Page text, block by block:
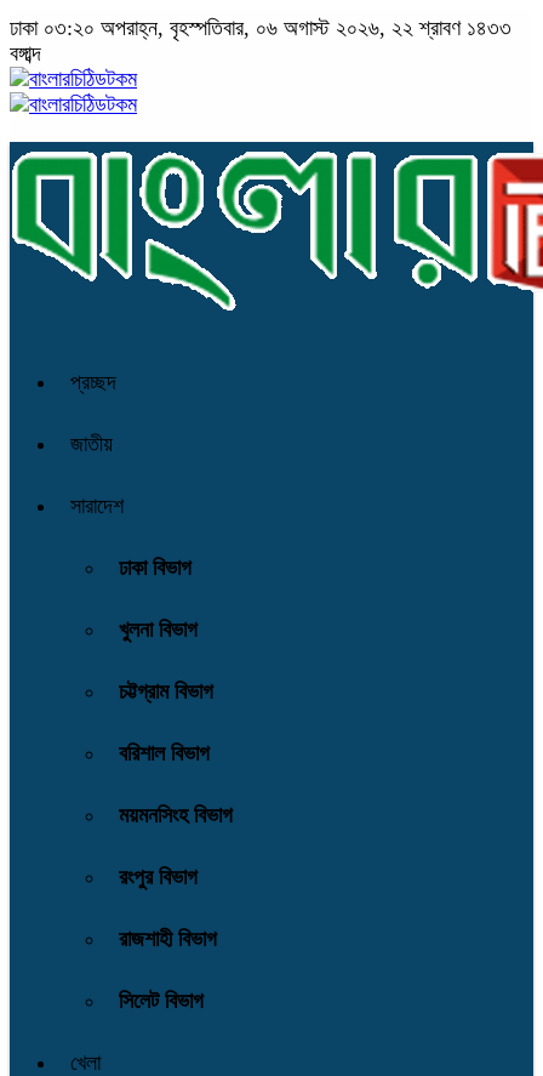
ঢাকা ০৩:২০ অপরাহ্ন, বৃহস্পতিবার, ০৬ অগাস্ট ২০২৬, ২২ শ্রাবণ ১৪৩৩
বঙ্গাব্দ
প্রচ্ছদ
জাতীয়
সারাদেশ
ঢাকা বিভাগ
খুলনা বিভাগ
চট্টগ্রাম বিভাগ
বরিশাল বিভাগ
ময়মনসিংহ বিভাগ
রংপুর বিভাগ
রাজশাহী বিভাগ
সিলেট বিভাগ
খেলা